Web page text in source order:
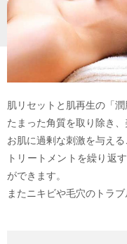
肌リセットと肌再生の「潤
たまった角質を取り除き
お肌に過剰な刺激を与え
トリートメントを繰り返
ができます。
またニキビや毛穴のトラ